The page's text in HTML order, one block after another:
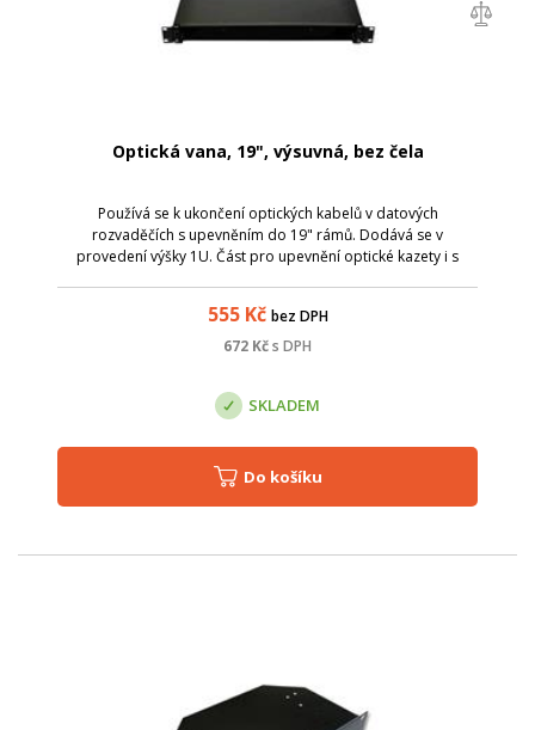
Optická vana, 19", výsuvná, bez čela
Používá se k ukončení optických kabelů v datových
rozvaděčích s upevněním do 19" rámů. Dodává se v
provedení výšky 1U. Část pro upevnění optické kazety i s
555Kč bez DPH
672 Kčs DPH
SKLADEM
Do košíku